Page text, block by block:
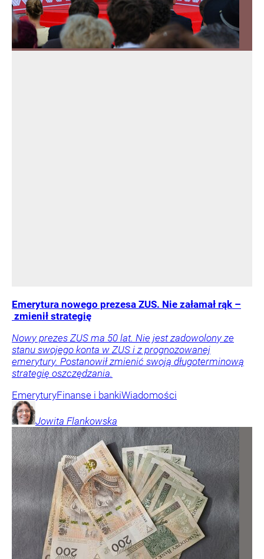
Emerytura nowego prezesa ZUS. Nie załamał rąk –
zmienił strategię
Nowy prezes ZUS ma 50 lat. Nie jest zadowolony ze
stanu swojego konta w ZUS i z prognozowanej
emerytury. Postanowił zmienić swoją długoterminową
strategię oszczędzania.
EmeryturyFinanse i bankiWiadomości
Jowita Flankowska